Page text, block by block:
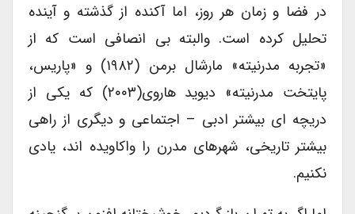
در فضا و زمان هر روز، اما آکنده از گذشته و آینده
تحلیل کرده است. والبته بی انصافی است که از
«تجربه مدرنیته» مارشال برمن (۱۹۸۲) و «پاریس،
پایتخت مدرنیته» دیوید هاروی(۲۰۰۳) که یکی از
دریچه ای بیشتر ادبی – اجتماعی و دیگری از راهی
بیشتر تاریخی، شهرهای مدرن را واکاویده اند، یادی
نکنیم.